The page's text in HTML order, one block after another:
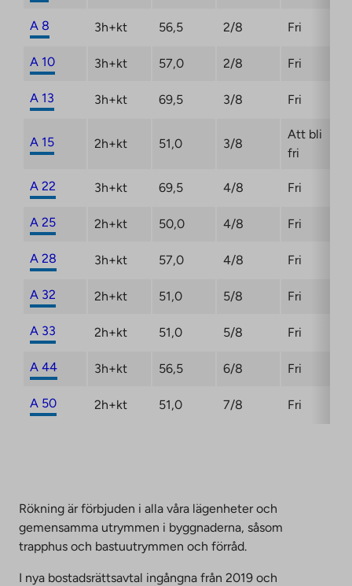
A 8 3h+kt 56,5 2/8 Fri
A 10 3h+kt 57,0 2/8 Fri
A 13 3h+kt 69,5 3/8 Fri
A 15 2h+kt 51,0 3/8
Att bli
fri
A 22 3h+kt 69,5 4/8 Fri
A 25 2h+kt 50,0 4/8 Fri
A 28 3h+kt 57,0 4/8 Fri
A 32 2h+kt 51,0 5/8 Fri
A 33 2h+kt 51,0 5/8 Fri
A 44 3h+kt 56,5 6/8 Fri
A 50 2h+kt 51,0 7/8 Fri
Rökning är förbjuden i alla våra lägenheter och
gemensamma utrymmen i byggnaderna, såsom
trapphus och bastuutrymmen och förråd.
I nya bostadsrättsavtal ingångna från 2019 och